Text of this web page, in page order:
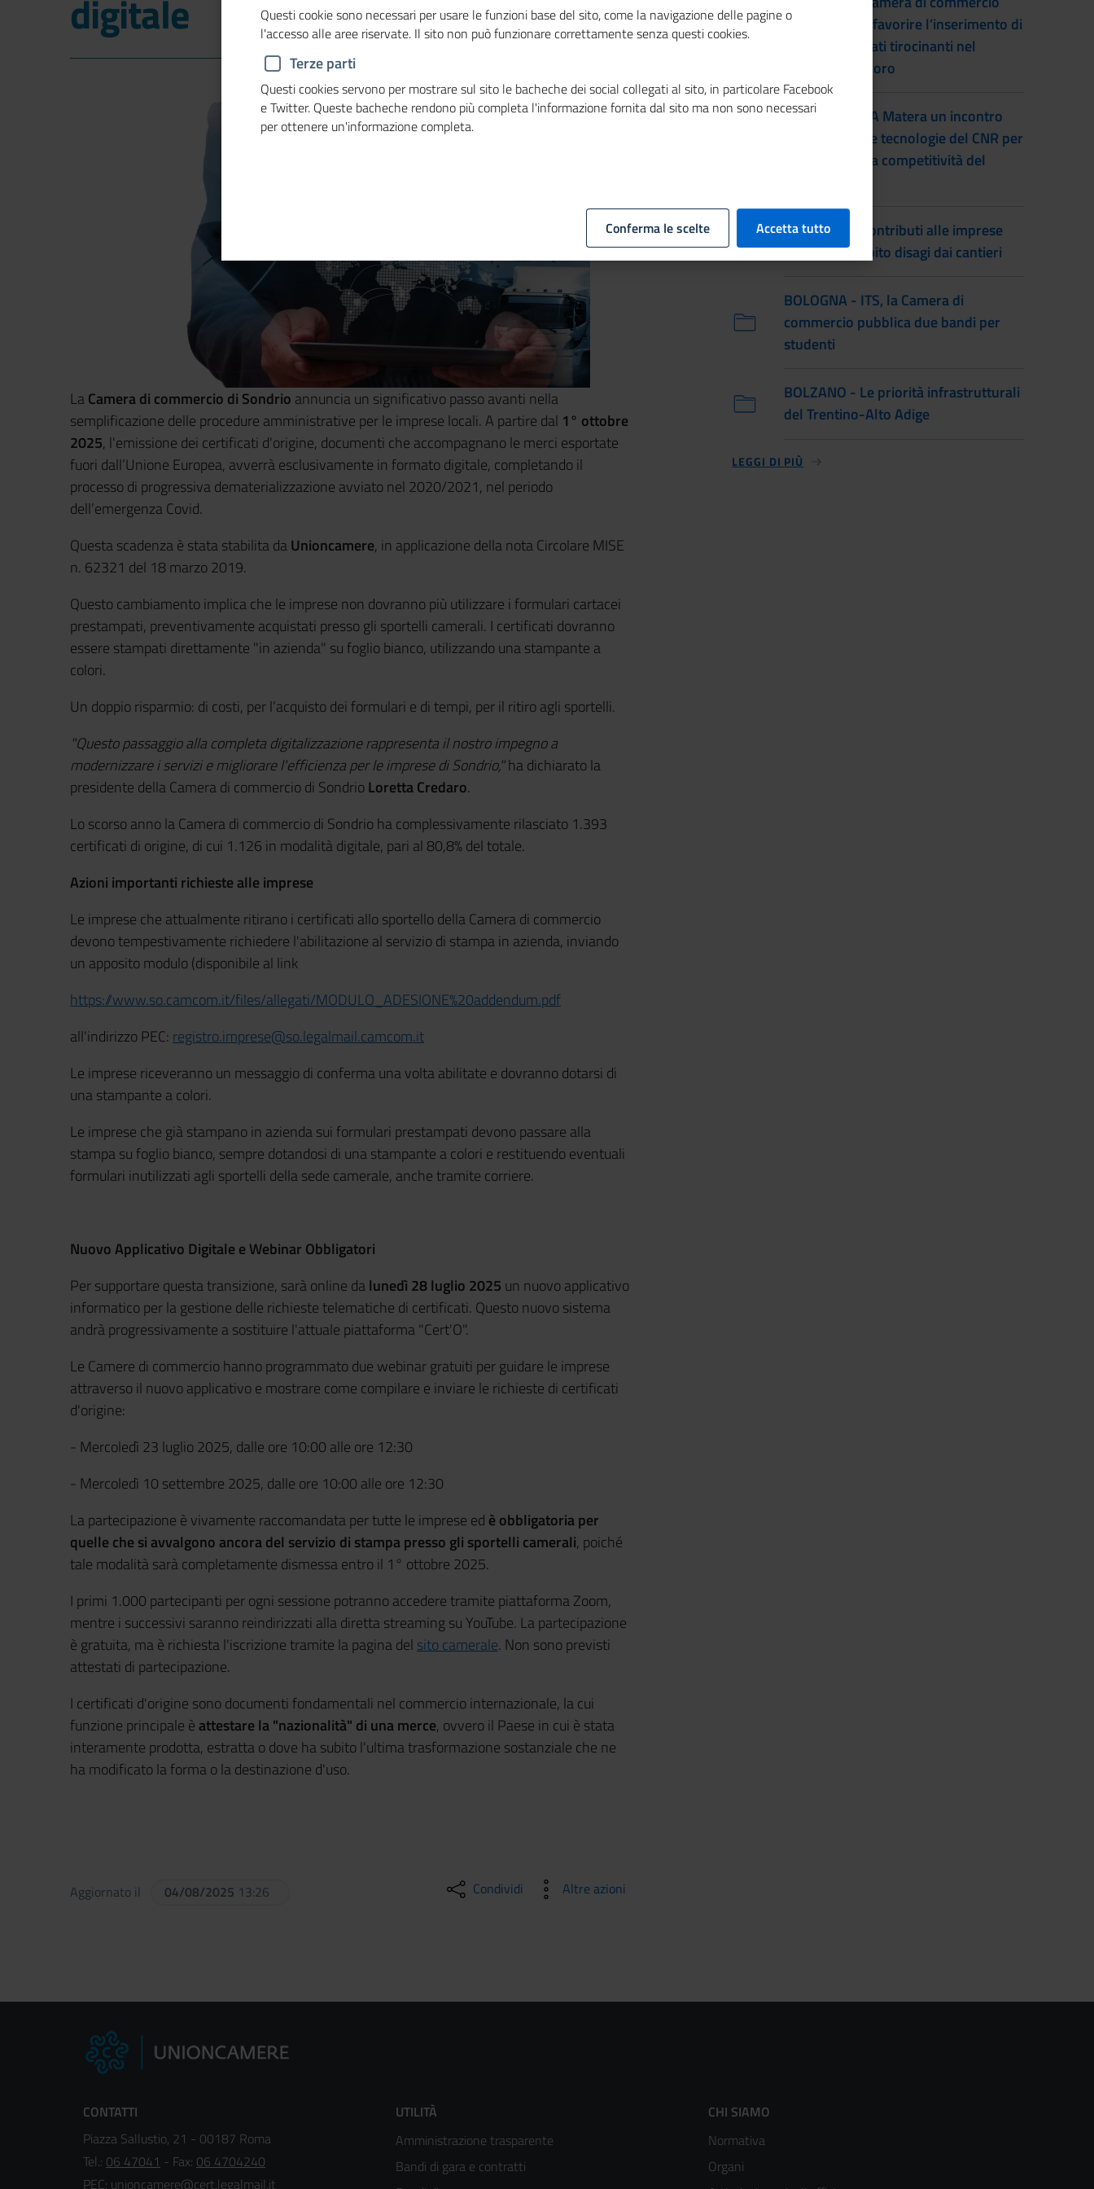
digitale
LaCamera di commercio di Sondrio annuncia un significativo passo avanti nella
semplificazione delle procedure amministrative per le imprese locali. A partire dal 1° ottobre
2025, l'emissione dei certificati d'origine, documenti che accompagnano le merci esportate
fuori dall’Unione Europea, avverrà esclusivamente in formato digitale, completando il
processo di progressiva dematerializzazione avviato nel 2020/2021, nel periodo
dell’emergenza Covid.
Questa scadenza è stata stabilita daUnioncamere, in applicazione della nota Circolare MISE
n. 62321 del 18 marzo 2019.
Questo cambiamento implica che le imprese non dovranno più utilizzare i formulari cartacei
prestampati, preventivamente acquistati presso gli sportelli camerali. I certificati dovranno
essere stampati direttamente "in azienda" su foglio bianco, utilizzando una stampante a
colori.
Un doppio risparmio: di costi, per l’acquisto dei formulari e di tempi, per il ritiro agli sportelli.
"Questo passaggio alla completa digitalizzazione rappresenta il nostro impegno a
modernizzare i servizi e migliorare l'efficienza per le imprese di Sondrio,"ha dichiarato la
presidente della Camera di commercio di SondrioLoretta Credaro.
Lo scorso anno la Camera di commercio di Sondrio ha complessivamente rilasciato 1.393
certificati di origine, di cui 1.126 in modalità digitale, pari al 80,8% del totale.
Azioni importanti richieste alle imprese
Le imprese che attualmente ritirano i certificati allo sportello della Camera di commercio
devono tempestivamente richiedere l'abilitazione al servizio di stampa in azienda, inviando
un apposito modulo (disponibile al link
https://www.so.camcom.it/files/allegati/MODULO_ADESIONE%20addendum.pdf
all'indirizzo PEC: registro.imprese@so.legalmail.camcom.it
Le imprese riceveranno un messaggio di conferma una volta abilitate e dovranno dotarsi di
una stampante a colori.
Le imprese che già stampano in azienda sui formulari prestampati devono passare alla
stampa su foglio bianco, sempre dotandosi di una stampante a colori e restituendo eventuali
formulari inutilizzati agli sportelli della sede camerale, anche tramite corriere.
Nuovo Applicativo Digitale e Webinar Obbligatori
Per supportare questa transizione, sarà online dalunedì 28 luglio 2025 un nuovo applicativo
informatico per la gestione delle richieste telematiche di certificati. Questo nuovo sistema
andrà progressivamente a sostituire l'attuale piattaforma "Cert'O".
Le Camere di commercio hanno programmato due webinar gratuiti per guidare le imprese
attraverso il nuovo applicativo e mostrare come compilare e inviare le richieste di certificati
d'origine:
- Mercoledì 23 luglio 2025, dalle ore 10:00 alle ore 12:30
- Mercoledì 10 settembre 2025, dalle ore 10:00 alle ore 12:30
La partecipazione è vivamente raccomandata per tutte le imprese ed è obbligatoria per
quelle che si avvalgono ancora del servizio di stampa presso gli sportelli camerali, poiché
tale modalità sarà completamente dismessa entro il 1° ottobre 2025.
I primi 1.000 partecipanti per ogni sessione potranno accedere tramite piattaforma Zoom,
mentre i successivi saranno reindirizzati alla diretta streaming su YouTube. La partecipazione
è gratuita, ma è richiesta l'iscrizione tramite la pagina del sito camerale. Non sono previsti
attestati di partecipazione.
I certificati d'origine sono documenti fondamentali nel commercio internazionale, la cui
funzione principale è attestare la "nazionalità" di una merce, ovvero il Paese in cui è stata
interamente prodotta, estratta o dove ha subito l'ultima trasformazione sostanziale che ne
ha modificato la forma o la destinazione d'uso.
Aggiornato il 04/08/2025 13:26 Condividi Altre azioni
contributi per favorire l’inserimento di
studenti laureati tirocinanti nel
mondo del lavoro
BASILICATA - A Matera un incontro
nazionale sulle tecnologie del CNR per
lo sviluppo e la competitività del
BOLOGNA - Contributi alle imprese
che hanno subito disagi dai cantieri
BOLOGNA - ITS, la Camera di
commercio pubblica due bandi per
studenti
BOLZANO - Le priorità infrastrutturali
del Trentino-Alto Adige
LEGGI DI PIÙ
CONTATTI
Piazza Sallustio, 21 - 00187 Roma
Tel.: 06 47041 - Fax: 06 4704240
PEC: unioncamere@cert.legalmail.it
Footer
menù
UTILITÀ
Amministrazione trasparente
Bandi di gara e contratti
Footer
menù
CHI SIAMO
Normativa
Organi
Questi cookie sono necessari per usare le funzioni base del sito, come la navigazione delle pagine o
l'accesso alle aree riservate. Il sito non può funzionare correttamente senza questi cookies.
Terze parti
Questi cookies servono per mostrare sul sito le bacheche dei social collegati al sito, in particolare Facebook
e Twitter. Queste bacheche rendono più completa l'informazione fornita dal sito ma non sono necessari
per ottenere un'informazione completa.
Conferma le scelte Accetta tutto